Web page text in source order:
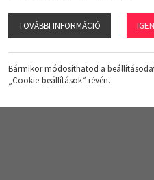
Népszerű
hozott eredményt!
TOVÁBBI INFORMÁCIÓ
Bármikor módosíthatod a
„Cookie-beállítások” révén.